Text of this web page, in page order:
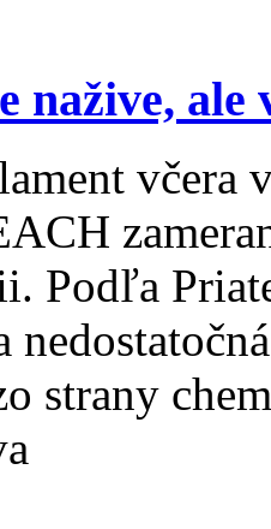
nažive,
včera
Podľa
strany